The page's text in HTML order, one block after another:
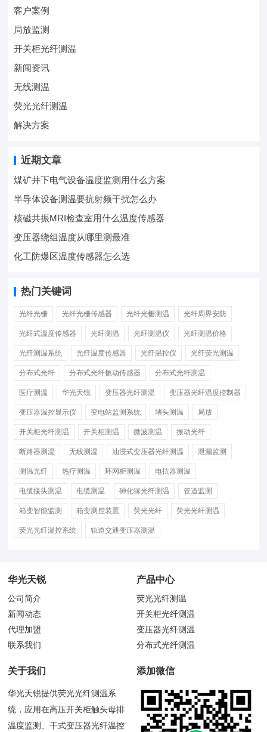
客户案例
局放监测
开关柜光纤测温
新闻资讯
无线测温
荧光光纤测温
解决方案
近期文章
煤矿井下电气设备温度监测用什么方案
半导体设备测温要抗射频干扰怎么办
核磁共振MRI检查室用什么温度传感器
变压器绕组温度从哪里测最准
化工防爆区温度传感器怎么选
热门关键词
光纤光栅 光纤光栅传感器 光纤光栅测温 光纤周界安防
光纤式温度传感器 光纤测温 光纤测温仪 光纤测温价格
光纤测温系统 光纤温度传感器 光纤温控仪 光纤荧光测温
分布式光纤 分布式光纤振动传感器 分布式光纤测温
医疗测温 华光天锐 变压器光纤测温 变压器光纤温度控制器
变压器温控显示仪 变电站监测系统 堵头测温 局放
开关柜光纤测温 开关柜测温 微波测温 振动光纤
断路器测温 无线测温 油浸式变压器光纤测温 泄漏监测
测温光纤 热疗测温 环网柜测温 电抗器测温
电缆接头测温 电缆测温 砷化镓光纤测温 管道监测
箱变智能监测 箱变测控装置 荧光光纤 荧光光纤测温
荧光光纤温控系统 轨道交通变压器测温
华光天锐
公司简介
新闻动态
代理加盟
联系我们
产品中心
荧光光纤测温
开关柜光纤测温
变压器光纤测温
分布式光纤测温
关于我们
华光天锐提供荧光光纤测温系
统，应用在高压开关柜触头母排
温度监测、干式变压器光纤温控
添加微信